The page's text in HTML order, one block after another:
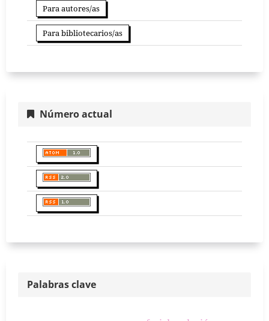
Para autores/as
Para bibliotecarios/as
Número actual
Palabras clave